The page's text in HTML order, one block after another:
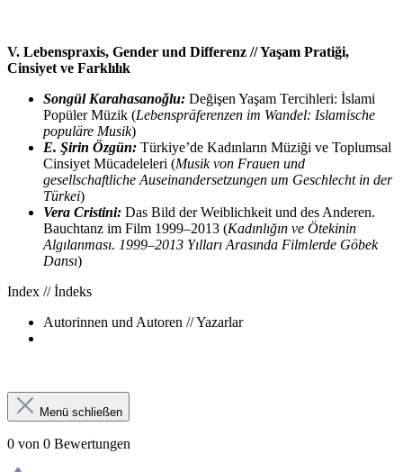
V. Lebenspraxis, Gender und Differenz // Yaşam Pratiği,
Cinsiyet ve Farklılık
Songül Karahasanoğlu: Değişen Yaşam Tercihleri: İslami
Popüler Müzik (Lebenspräferenzen im Wandel: Islamische
populäre Musik)
E. Şirin Özgün: Türkiye’de Kadınların Müziği ve Toplumsal
Cinsiyet Mücadeleleri (Musik von Frauen und
gesellschaftliche Auseinandersetzungen um Geschlecht in der
Türkei)
Vera Cristini: Das Bild der Weiblichkeit und des Anderen.
Bauchtanz im Film 1999–2013 (Kadınlığın ve Ötekinin
Algılanması. 1999–2013 Yılları Arasında Filmlerde Göbek
Dansı)
Index // İndeks
Autorinnen und Autoren // Yazarlar
Menü schließen
0 von 0 Bewertungen